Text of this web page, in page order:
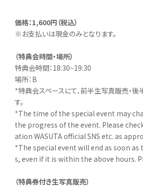
価格：1,600円（税込）
※お支払いは現金のみとなります。
（特典会時間・場所）
特典会時間：18:30~19:30
場所：B
*特典会スペースにて、前半生写真販売・
す。
*The time of the special event may
the progress of the event. Please
ation WASUTA official SNS etc. as
*The special event will end as soon
s, even if it is within the above hours.
（特典券付き生写真販売）